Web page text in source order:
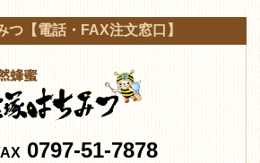
つ【電話・FAX注文窓口】
0797-51-7878